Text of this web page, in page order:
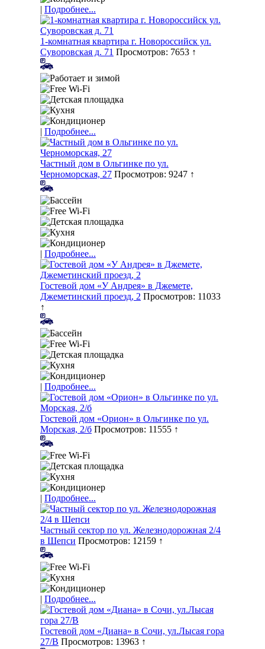
| Подробнее...
1-комнатная квартира г. Новороссийск ул.
Суворовская д. 71 Просмотров: 7653 ↑
| Подробнее...
Частный дом в Ольгинке по ул.
Черноморская, 27 Просмотров: 9247 ↑
| Подробнее...
Гостевой дом «У Андрея» в Джемете,
Джеметинский проезд, 2 Просмотров: 11033
↑
| Подробнее...
Гостевой дом «Орион» в Ольгинке по ул.
Морская, 2/б Просмотров: 11555 ↑
| Подробнее...
Частный сектор по ул. Железнодорожная 2/4
в Шепси Просмотров: 12159 ↑
| Подробнее...
Гостевой дом «Диана» в Сочи, ул.Лысая гора
27/В Просмотров: 13963 ↑